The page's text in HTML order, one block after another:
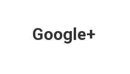
Google+